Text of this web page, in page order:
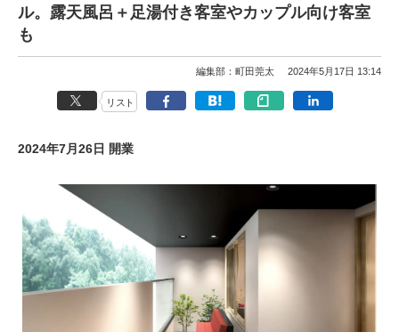
ル。露天風呂＋足湯付き客室やカップル向け客室
も
編集部：町田莞太 2024年5月17日 13:14
リスト
2024年7月26日 開業